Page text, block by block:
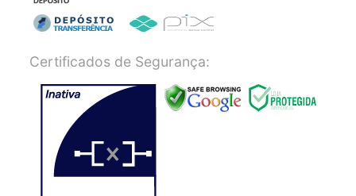
Certificados de Segurança: